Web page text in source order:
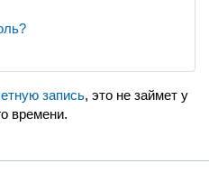
запись, это не займет у
времени.